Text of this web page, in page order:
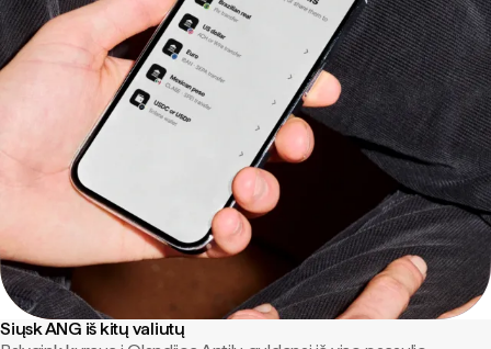
Siųsk ANG iš kitų valiutų